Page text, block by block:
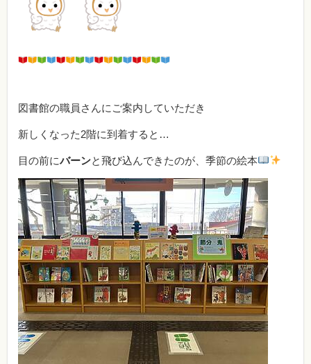
図書館の職員さんにご案内していただき
新しくなった2階に到着すると…
目の前にバーンと飛び込んできたのが、季節の絵本